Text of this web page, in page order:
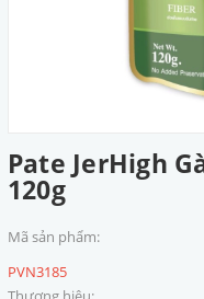
Pate JerHigh
120g
Mã sản phẩm:
PVN3185